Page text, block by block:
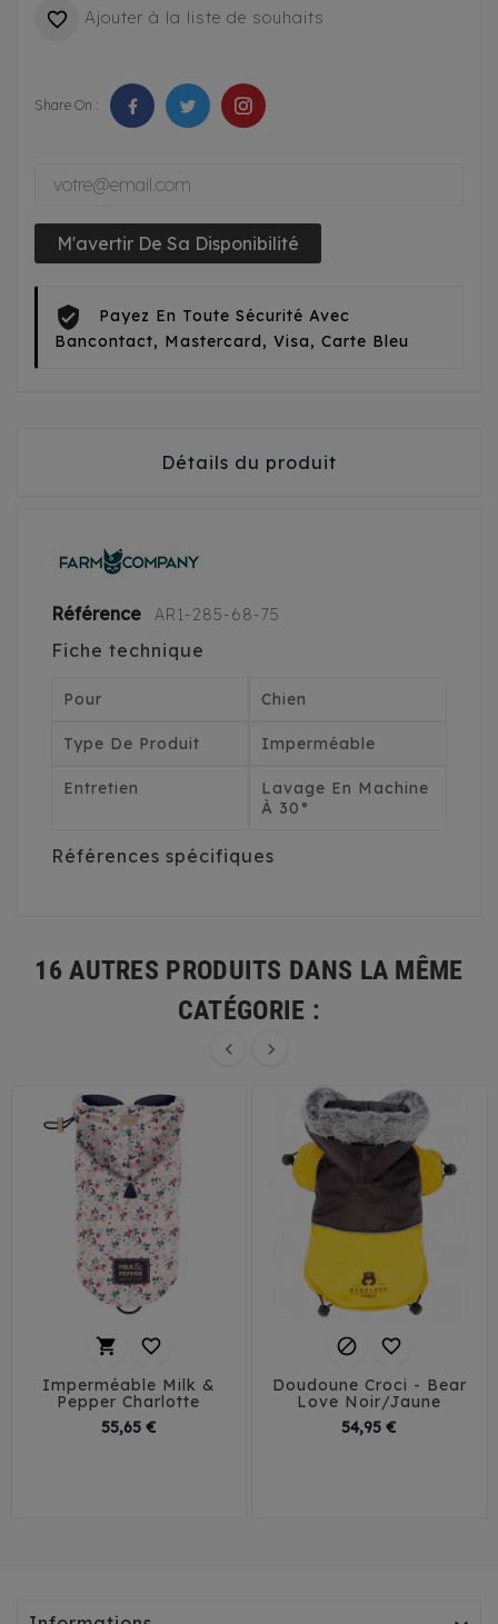
 Ajouter à la liste de souhaits
Share On :
M'avertir De Sa Disponibilité
Payez En Toute Sécurité Avec
Bancontact, Mastercard, Visa, Carte Bleu
Détails du produit
Référence AR1-285-68-75
Fiche technique
Pour Chien
Type De Produit Imperméable
Entretien
Lavage En Machine
À 30°
Références spécifiques
16 AUTRES PRODUITS DANS LA MÊME
CATÉGORIE :
 
 
Imperméable Milk &
Pepper Charlotte
55,65 €Prix
 
Doudoune Croci - Bear
Love Noir/Jaune
54,95 €